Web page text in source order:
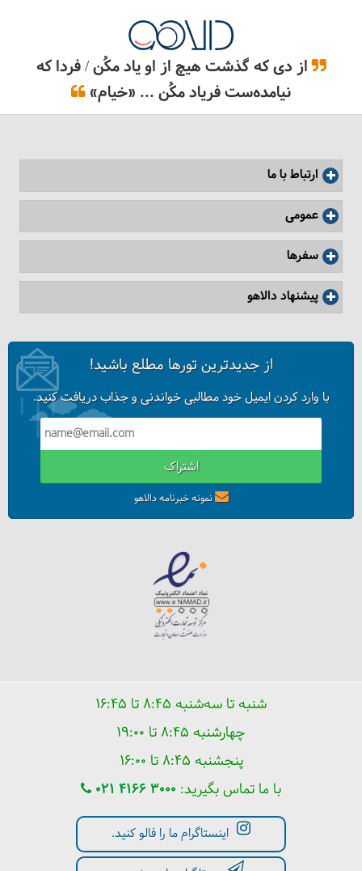
کندلوس کجاست؟
تنگ دار کجاست؟
از دی که گذشت هیچ از او یاد مکُن / فردا که
نیامده‌ست فریاد مکُن ... «خیام»
ارتباط با ما
عمومی
سفرها
پیشنهاد دالاهو
از جدیدترین تورها مطلع باشید!
با وارد کردن ایمیل خود مطالبی خواندنی و جذاب دریافت کنید.
اشتراک
نمونه خبرنامه دالاهو
شنبه تا سه‌شنبه ۸:۴۵ تا ۱۶:۴۵
چهارشنبه ۸:۴۵ تا ۱۹:۰۰
پنجشنبه ۸:۴۵ تا ۱۶:۰۰
با ما تماس بگیرید: 021 4166 3000
اینستاگرام ما را فالو کنید.